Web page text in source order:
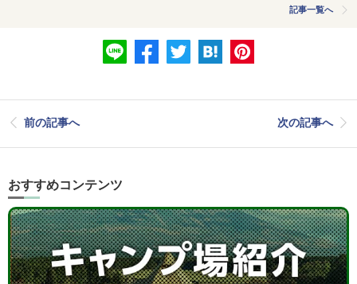
記事一覧へ
前の記事へ 次の記事へ
おすすめコンテンツ